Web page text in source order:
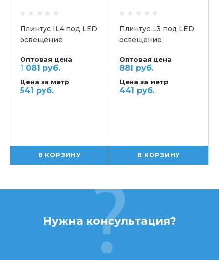
Плинтус IL4 под LED
освещение
Оптовая цена
1 081 руб.
Цена за метр
541 руб.
В КОРЗИНУ
Плинтус L3 под LED
освещение
Оптовая цена
881 руб.
Цена за метр
441 руб.
В КОРЗИНУ
Нужна консультация?